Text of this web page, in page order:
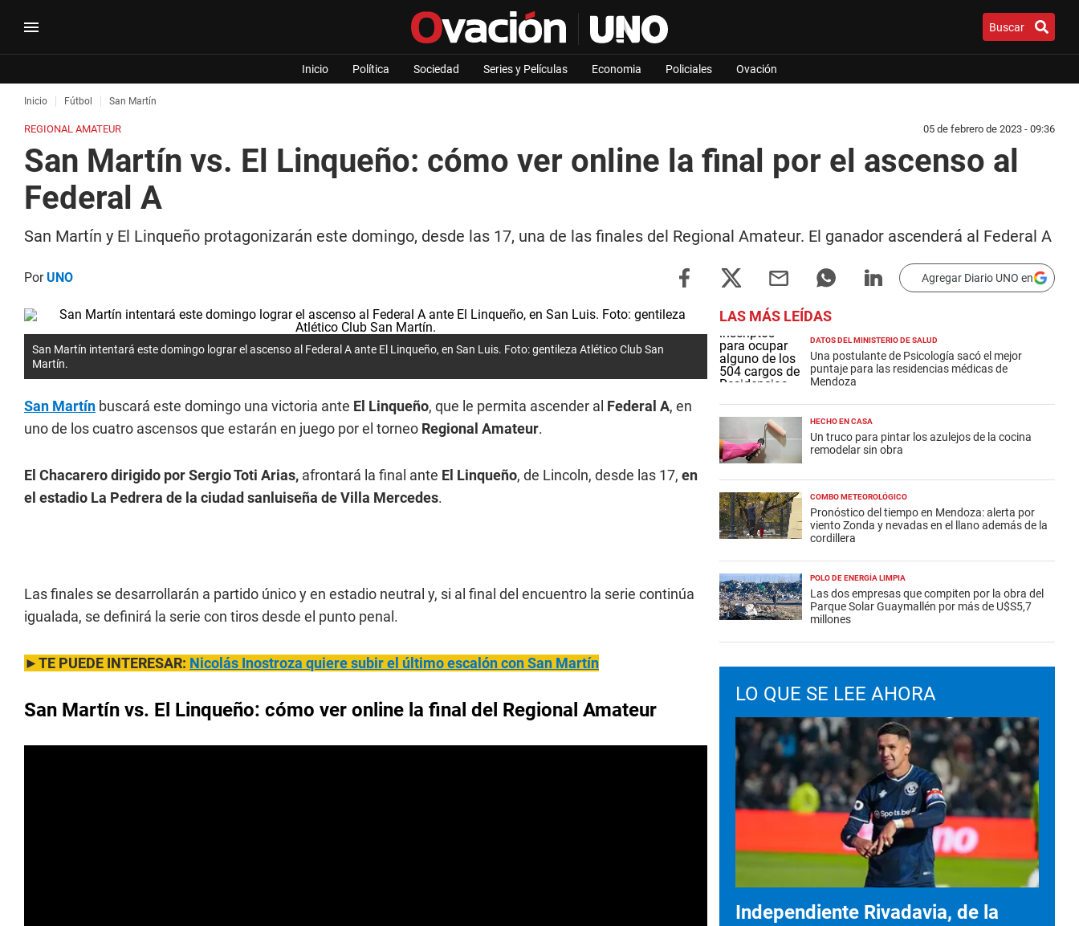
Buscar
Inicio Política Sociedad Series y Películas Economia Policiales Ovación
Inicio Fútbol San Martín
REGIONAL AMATEUR 05 de febrero de 2023 - 09:36
San Martín vs. El Linqueño: cómo ver online la final por el ascenso al
Federal A
San Martín y El Linqueño protagonizarán este domingo, desde las 17, una de las finales del Regional Amateur. El ganador ascenderá al Federal A
PorUNO Agregar Diario UNO en
San Martín intentará este domingo lograr el ascenso al Federal A ante El Linqueño, en San Luis. Foto: gentileza Atlético Club San
Martín.
San Martín buscará este domingo una victoria ante El Linqueño, que le permita ascender al Federal A, en
uno de los cuatro ascensos que estarán en juego por el torneo Regional Amateur.
El Chacarero dirigido por Sergio Toti Arias, afrontará la final ante El Linqueño, de Lincoln, desde las 17, en
el estadio La Pedrera de la ciudad sanluiseña de Villa Mercedes.
Las finales se desarrollarán a partido único y en estadio neutral y, si al final del encuentro la serie continúa
igualada, se definirá la serie con tiros desde el punto penal.
►TE PUEDE INTERESAR: Nicolás Inostroza quiere subir el último escalón con San Martín
San Martín vs. El Linqueño: cómo ver online la final del Regional Amateur
LAS MÁS LEÍDAS
DATOS DEL MINISTERIO DE SALUD
Una postulante de Psicología sacó el mejor
puntaje para las residencias médicas de
Mendoza
HECHO EN CASA
Un truco para pintar los azulejos de la cocina
remodelar sin obra
COMBO METEOROLÓGICO
Pronóstico del tiempo en Mendoza: alerta por
viento Zonda y nevadas en el llano además de la
cordillera
POLO DE ENERGÍA LIMPIA
Las dos empresas que compiten por la obra del
Parque Solar Guaymallén por más de U$S5,7
millones
LO QUE SE LEE AHORA
Independiente Rivadavia, de la